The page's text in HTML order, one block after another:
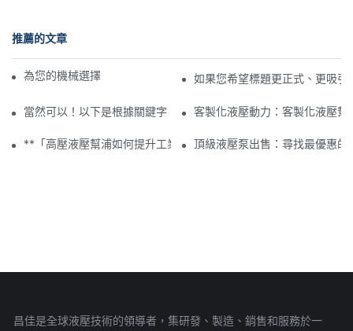
推薦的文章
為您的機械選擇合適的液壓齒輪泵 如果您希望標題更正式、更吸
當然可以！以下是根據關鍵字「中國工業液壓泵批發」提供的一些
客製化液壓動力：客製化液壓幫
**「高壓液壓幫浦如何提升工業效率」**頂級液壓泵出售：尋找最優惠的
昌佳是全球液壓技術的領導者，集研發、製造、銷售和服務於一